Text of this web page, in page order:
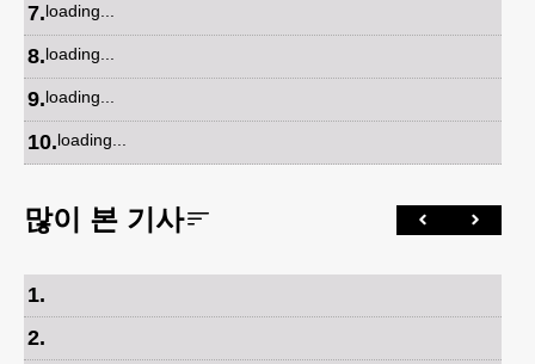
7.loading...
8.loading...
9.loading...
10.loading...
많이 본 기사
1.
2.